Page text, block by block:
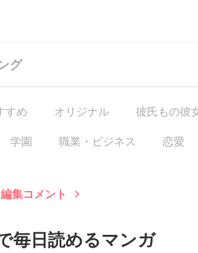
グ
すめ オリジナル 彼氏もの彼
学園 職業・ビジネス 恋愛
集コメント keyboard_arrow_right
毎日読めるマンガ